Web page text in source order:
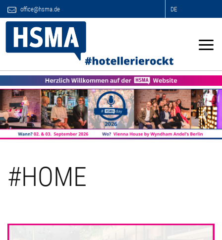
office@hsma.de DE
Previous Next
#HOME